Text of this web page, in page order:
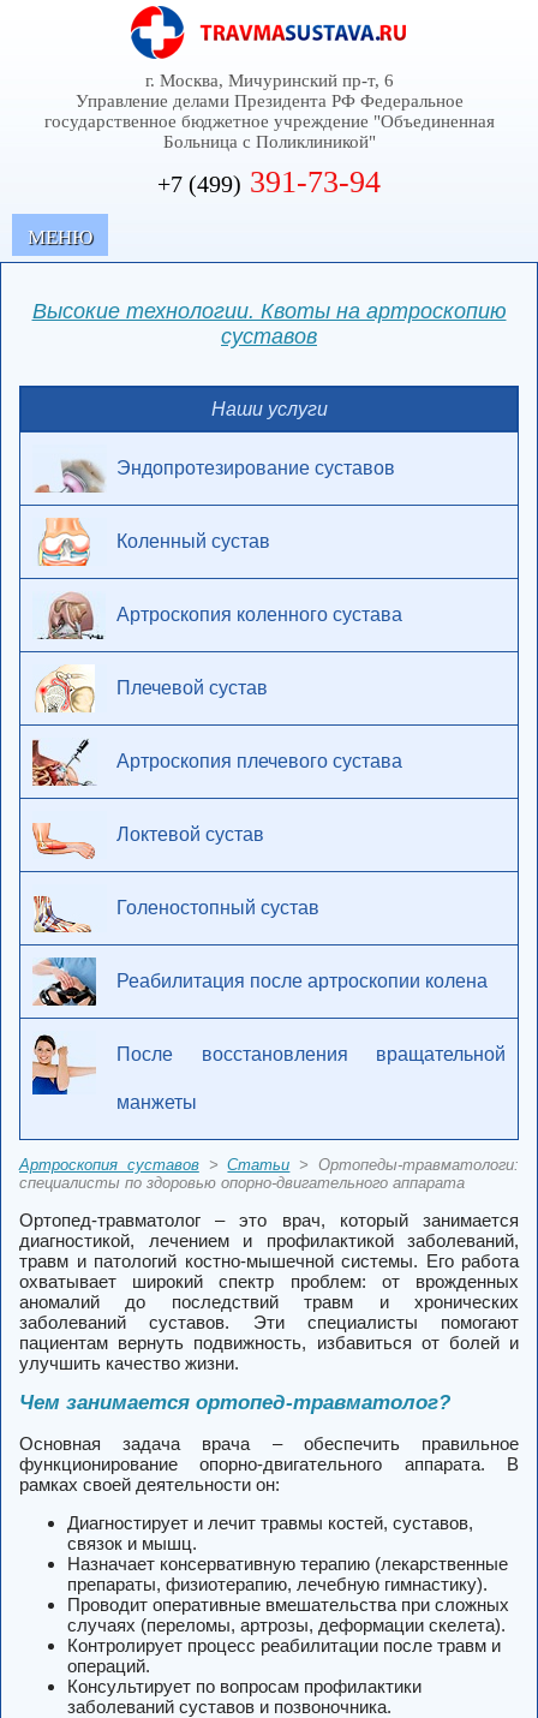
г. Москва, Мичуринский пр-т, 6
Управление делами Президента РФ Федеральное
государственное бюджетное учреждение "Объединенная
Больница с Поликлиникой"
+7 (499) 391-73-94
MЕНЮ
Высокие технологии. Квоты на артроскопию
суставов
Наши услуги
Эндопротезирование суставов
Коленный сустав
Артроскопия коленного сустава
Плечевой сустав
Артроскопия плечевого сустава
Локтевой сустав
Голеностопный сустав
Реабилитация после артроскопии колена
После восстановления вращательной
манжеты
Артроскопия суставов>Статьи > Ортопеды-травматологи:
специалисты по здоровью опорно-двигательного аппарата
Ортопед-травматолог – это врач, который занимается
диагностикой, лечением и профилактикой заболеваний,
травм и патологий костно-мышечной системы. Его работа
охватывает широкий спектр проблем: от врожденных
аномалий до последствий травм и хронических
заболеваний суставов. Эти специалисты помогают
пациентам вернуть подвижность, избавиться от болей и
улучшить качество жизни.
Чем занимается ортопед-травматолог?
Основная задача врача – обеспечить правильное
функционирование опорно-двигательного аппарата. В
рамках своей деятельности он:
Диагностирует и лечит травмы костей, суставов,
связок и мышц.
Назначает консервативную терапию (лекарственные
препараты, физиотерапию, лечебную гимнастику).
Проводит оперативные вмешательства при сложных
случаях (переломы, артрозы, деформации скелета).
Контролирует процесс реабилитации после травм и
операций.
Консультирует по вопросам профилактики
заболеваний суставов и позвоночника.